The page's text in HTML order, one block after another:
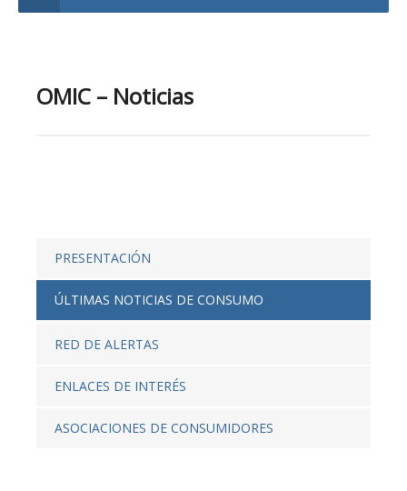
OMIC – Noticias
PRESENTACIÓN
ÚLTIMAS NOTICIAS DE CONSUMO
RED DE ALERTAS
ENLACES DE INTERÉS
ASOCIACIONES DE CONSUMIDORES